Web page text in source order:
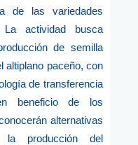
de las variedades
La actividad busca
de semilla
altiplano paceño, con
de transferencia
beneficio de los
alternativas
la producción del